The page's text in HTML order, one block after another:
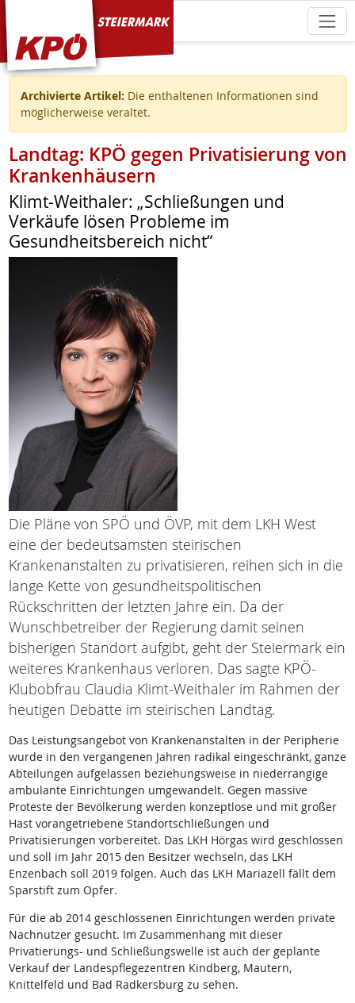
KPÖ Steiermark
Archivierte Artikel: Die enthaltenen Informationen sind
möglicherweise veraltet.
Landtag: KPÖ gegen Privatisierung von
Krankenhäusern
Klimt-Weithaler: „Schließungen und
Verkäufe lösen Probleme im
Gesundheitsbereich nicht“
Die Pläne von SPÖ und ÖVP, mit dem LKH West
eine der bedeutsamsten steirischen
Krankenanstalten zu privatisieren, reihen sich in die
lange Kette von gesundheitspolitischen
Rückschritten der letzten Jahre ein. Da der
Wunschbetreiber der Regierung damit seinen
bisherigen Standort aufgibt, geht der Steiermark ein
weiteres Krankenhaus verloren. Das sagte KPÖ-
Klubobfrau Claudia Klimt-Weithaler im Rahmen der
heutigen Debatte im steirischen Landtag.
Das Leistungsangebot von Krankenanstalten in der Peripherie
wurde in den vergangenen Jahren radikal eingeschränkt, ganze
Abteilungen aufgelassen beziehungsweise in niederrangige
ambulante Einrichtungen umgewandelt. Gegen massive
Proteste der Bevölkerung werden konzeptlose und mit großer
Hast vorangetriebene Standortschließungen und
Privatisierungen vorbereitet. Das LKH Hörgas wird geschlossen
und soll im Jahr 2015 den Besitzer wechseln, das LKH
Enzenbach soll 2019 folgen. Auch das LKH Mariazell fällt dem
Sparstift zum Opfer.
Für die ab 2014 geschlossenen Einrichtungen werden private
Nachnutzer gesucht. Im Zusammenhang mit dieser
Privatierungs- und Schließungswelle ist auch der geplante
Verkauf der Landespflegezentren Kindberg, Mautern,
Knittelfeld und Bad Radkersburg zu sehen.